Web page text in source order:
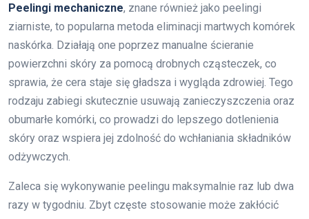
Peelingi mechaniczne, znane również jako peelingi
ziarniste, to popularna metoda eliminacji martwych komórek
naskórka. Działają one poprzez manualne ścieranie
powierzchni skóry za pomocą drobnych cząsteczek, co
sprawia, że cera staje się gładsza i wygląda zdrowiej. Tego
rodzaju zabiegi skutecznie usuwają zanieczyszczenia oraz
obumarłe komórki, co prowadzi do lepszego dotlenienia
skóry oraz wspiera jej zdolność do wchłaniania składników
odżywczych.
Zaleca się wykonywanie peelingu maksymalnie raz lub dwa
razy w tygodniu. Zbyt częste stosowanie może zakłócić